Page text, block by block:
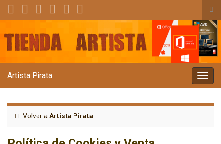
el
de
la
Artista Pirata
Volver a Artista Pirata